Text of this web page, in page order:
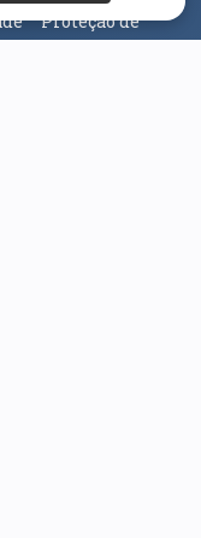
Proteção de